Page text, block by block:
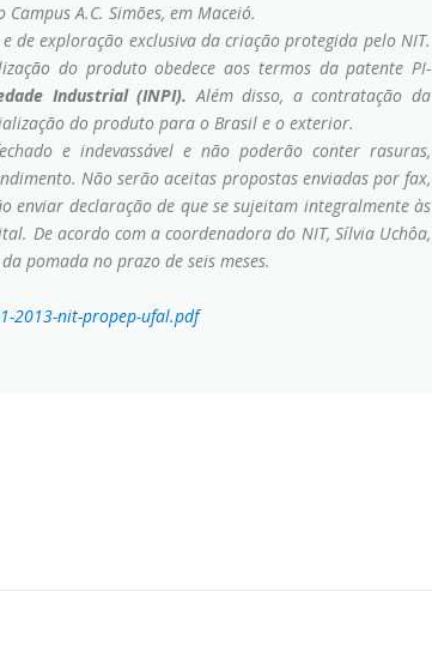
A.C. Simões, em Maceió.
exploração exclusiva da criação protegida pelo NIT.
do produto obedece aos termos da patente PI-
Industrial (INPI). Além disso, a contratação da
do produto para o Brasil e o exterior.
e indevassável e não poderão conter rasuras,
Não serão aceitas propostas enviadas por fax,
enviar declaração de que se sujeitam integralmente às
De acordo com a coordenadora do NIT, Sílvia Uchôa,
pomada no prazo de seis meses.
2013-nit-propep-ufal.pdf